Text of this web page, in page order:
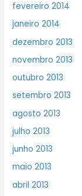
fevereiro 2014
janeiro 2014
dezembro 2013
novembro 2013
outubro 2013
setembro 2013
agosto 2013
julho 2013
junho 2013
maio 2013
abril 2013